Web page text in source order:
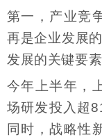
第一，产业竞
再是企业发展
发展的关键要素
今年上半年，
场研发投入超
同时，战略性